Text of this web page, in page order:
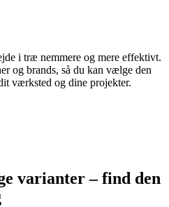
i træ nemmere og mere effektivt.
og brands, så du kan vælge den
værksted og dine projekter.
varianter – find den